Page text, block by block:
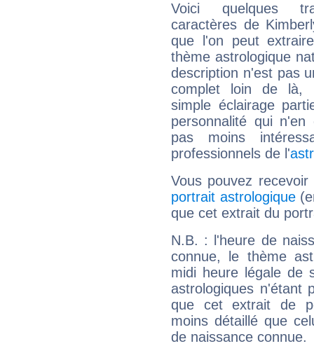
Voici quelques
caractères de
que l'on peut
thème astrologique
description n'est pas
complet loin de là,
simple éclairage
personnalité qui n'en
pas moins
professionnels de l'
Vous pouvez
portrait astrologique
que cet extrait du
N.B. : l'heure de
connue, le thème
midi heure légale de
astrologiques n'étant
que cet extrait de
moins détaillé que
de naissance connue.